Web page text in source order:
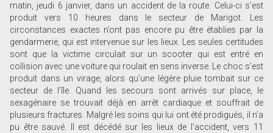
matin, jeudi 6 janvier, dans un accident de la route. Celui-ci s’est
produit vers 10 heures dans le secteur de Marigot. Les
circonstances exactes n’ont pas encore pu être établies par la
gendarmerie, qui est intervenue sur les lieux. Les seules certitudes
sont que la victime circulait sur un scooter qui est entré en
collision avec une voiture qui roulait en sens inverse. Le choc s’est
produit dans un virage, alors qu’une légère pluie tombait sur ce
secteur de l’île. Quand les secours sont arrivés sur place, le
sexagénaire se trouvait déjà en arrêt cardiaque et souffrait de
plusieurs fractures. Malgré les soins qui lui ont été prodigués, il n’a
pu être sauvé. Il est décédé sur les lieux de l’accident, vers 11